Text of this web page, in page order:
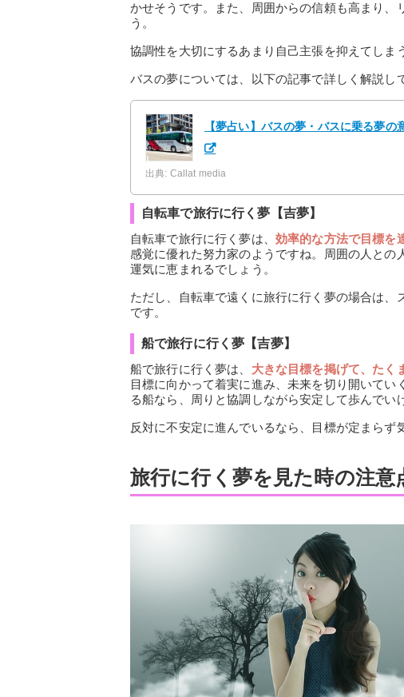
かせそうです。また、周囲からの信頼も高まり、
う。
協調性を大切にするあまり自己主張を抑えてしま
バスの夢については、以下の記事で詳しく解説し
【夢占い】バスの夢・バスに乗る夢
出典: Callat media
自転車で旅行に行く夢【吉夢】
自転車で旅行に行く夢は、 効率的な方法で目標を
感覚に優れた努力家のようですね。周囲の人と
運気に恵まれるでしょう。
ただし、自転車で遠くに旅行に行く夢の場合は
です。
船で旅行に行く夢【吉夢】
船で旅行に行く夢は、 大きな目標を掲げて、たく
目標に向かって着実に進み、未来を切り開いて
る船なら、周りと協調しながら安定して歩んでい
反対に不安定に進んでいるなら、目標が定まらず
旅行に行く夢を見た時の注意